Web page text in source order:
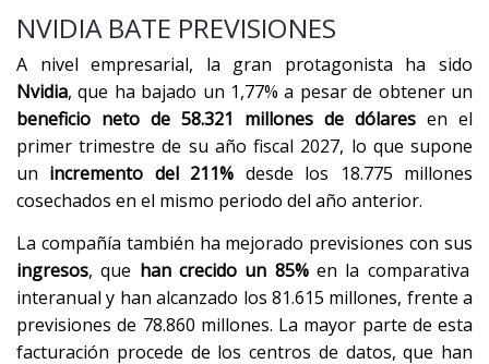
NVIDIA BATE PREVISIONES
A nivel empresarial, la gran protagonista ha sido
Nvidia, que ha bajado un 1,77% a pesar de obtener un
beneficio neto de 58.321 millones de dólares en el
primer trimestre de su año fiscal 2027, lo que supone
un incremento del 211% desde los 18.775 millones
cosechados en el mismo periodo del año anterior.
La compañía también ha mejorado previsiones con sus
ingresos, que han crecido un 85%en la comparativa
interanual y han alcanzado los 81.615 millones, frente a
previsiones de 78.860 millones. La mayor parte de esta
facturación procede de los centros de datos, que han